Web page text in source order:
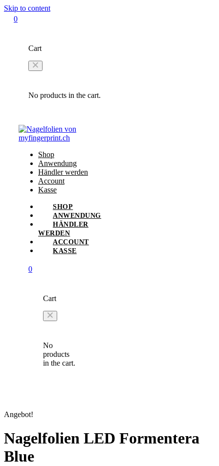
Skip to content
0
Cart
No products in the cart.
Shop
Anwendung
Händler werden
Account
Kasse
SHOP
ANWENDUNG
HÄNDLER
WERDEN
ACCOUNT
KASSE
0
Cart
No
products
in the cart.
Angebot!
Nagelfolien LED Formentera
Blue